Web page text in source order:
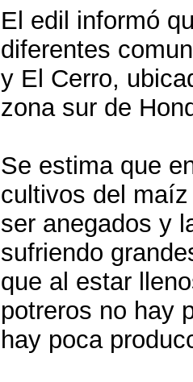
El edil informó
diferentes
y El Cerro,
zona sur de
Se estima que
cultivos del
ser anegados y
sufriendo
que al estar
potreros no hay
hay poca